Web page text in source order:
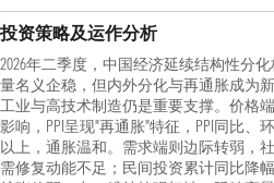
投资策略及运作分析
2026年二季度，中国经济延续结构性分
量名义企稳，但内外分化与再通胀成为
工业与高技术制造仍是重要支撑。价格
影响，PPI呈现"再通胀"特征，PPI同比、
以上，通胀温和。需求端则边际转弱，
需修复动能不足；民间投资累计同比降